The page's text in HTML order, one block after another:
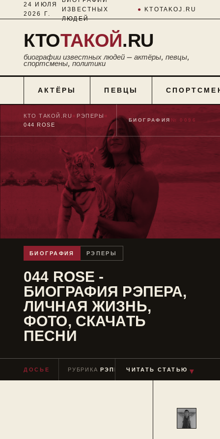
24 ИЮЛЯ
2026 Г.
ИЗВЕСТНЫХ
ЛЮДЕЙ
● KTOTAKOJ.RU
КТОТАКОЙ.RU
биографии известных людей — актёры, певцы,
спортсмены, политики
АКТЁРЫ ПЕВЦЫ
КТО ТАКОЙ.RU ■ РЭПЕРЫ ■
044 ROSE
БИОГРАФИЯ № 0096
БИОГРАФИЯ РЭПЕРЫ
044 ROSE -
БИОГРАФИЯ РЭПЕРА,
ЛИЧНАЯ ЖИЗНЬ,
ФОТО, СКАЧАТЬ
ПЕСНИ
ДОСЬЕ РУБРИКАРЭПЕРЫ ЧТЕНИЕ≈ 4 МИН
ЧИТАТЬ СТАТЬЮ ▼